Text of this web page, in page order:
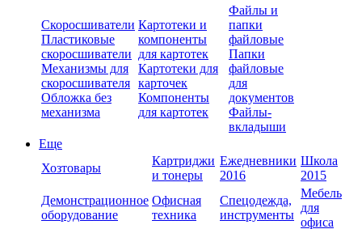
Скоросшиватели
Пластиковые
скоросшиватели
Механизмы для
скоросшивателя
Обложка без
механизма
Картотеки и
компоненты
для картотек
Картотеки для
карточек
Компоненты
для картотек
Файлы и
папки
файловые
Папки
файловые
для
документов
Файлы-
вкладыши
Еще
Хозтовары
Картриджи
и тонеры
Ежедневники
2016
Школа
2015
Демонстрационное
оборудование
Офисная
техника
Спецодежда,
инструменты
Мебель
для
офиса